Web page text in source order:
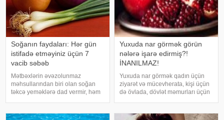
Soğanın faydaları: Hər gün
istifadə etməyiniz üçün 7
vacib səbəb
Mətbəxlərin əvəzolunmaz
məhsullarından biri olan soğan
təkcə yeməklərə dad vermir, həm
tərkibindəki vitaminlər, minerallar
Yuxuda nar görmək görün
nələrə işarə edirmiş?!
İNANILMAZ!
Yuxuda nar görmək qadın üçün
ziyarət və mücevherata, kişi üçün
də övlada, dövlət məmurları üçün
bərəkətinə, tacir üçün çox quru,